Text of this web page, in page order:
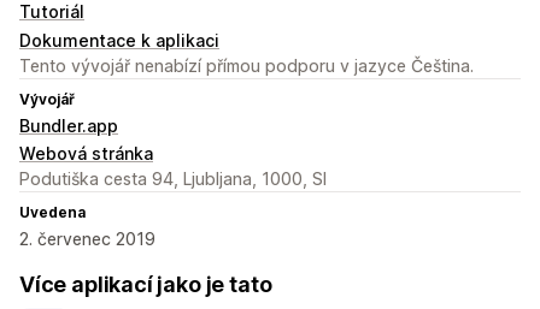
Tutoriál
Dokumentace k aplikaci
Tento vývojář nenabízí přímou podporu v jazyce Čeština.
Vývojář
Bundler.app
Webová stránka
Podutiška cesta 94, Ljubljana, 1000, SI
Uvedena
2. červenec 2019
Více aplikací jako je tato